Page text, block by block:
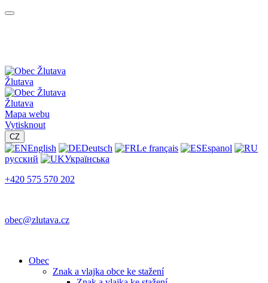
Žlutava
Žlutava
Mapa webu
Vytisknout
CZ
English Deutsch Le français
Espanol
русский
Українська
+420 575 570 202
obec@zlutava.cz
Obec
Znak a vlajka obce ke stažení